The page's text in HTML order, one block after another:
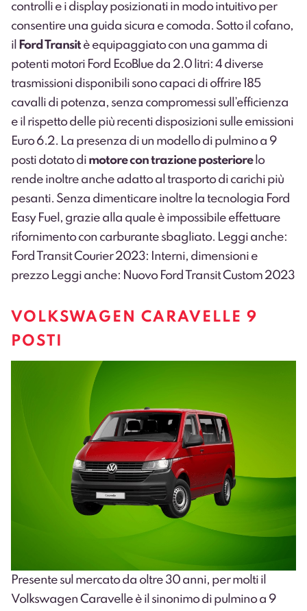
controlli e i display posizionati in modo intuitivo per
consentire una guida sicura e comoda. Sotto il cofano,
il
Ford Transit è equipaggiato con una gamma di
potenti motori Ford EcoBlue da 2.0 litri: 4 diverse
trasmissioni disponibili sono capaci di offrire 185
cavalli di potenza, senza compromessi sull’efficienza
e il rispetto delle più recenti disposizioni sulle emissioni
Euro 6.2. La presenza di un modello di pulmino a 9
posti dotato di motore con trazione posteriorelo
rende inoltre anche adatto al trasporto di carichi più
pesanti. Senza dimenticare inoltre la tecnologia Ford
Easy Fuel, grazie alla quale è impossibile effettuare
rifornimento con carburante sbagliato. Leggi anche:
Ford Transit Courier 2023: Interni, dimensioni e
prezzo Leggi anche: Nuovo Ford Transit Custom 2023
VOLKSWAGEN CARAVELLE 9
POSTI
Presente sul mercato da oltre 30 anni, per molti il
Volkswagen Caravelle è il sinonimo di pulmino a 9